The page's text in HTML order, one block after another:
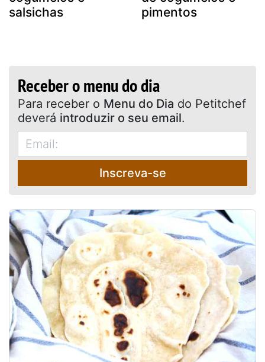
salsichas
pimentos
Receber o menu do dia
Para receber o Menu do Dia do Petitchef
deverá introduzir o seu email.
Inscreva-se